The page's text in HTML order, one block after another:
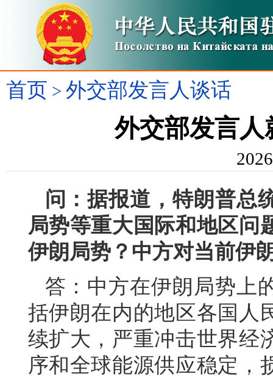
首页 > 外交部发言人谈话
外交部发言
问：据报道，特朗普总
局势等重大国际和地区问
伊朗局势？中方对当前伊
答：中方在伊朗局势上
括伊朗在内的地区各国人
续扩大，严重冲击世界经
序和全球能源供应稳定，